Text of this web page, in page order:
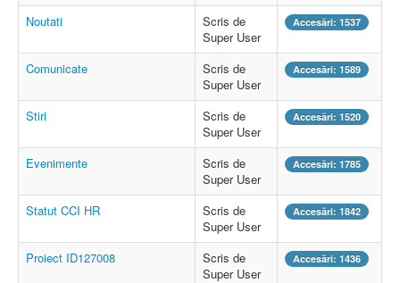
Noutati
Scris de
Super User
Accesări: 1537
Comunicate
Scris de
Super User
Accesări: 1589
Stiri
Scris de
Super User
Accesări: 1520
Evenimente
Scris de
Super User
Accesări: 1785
Statut CCI HR
Scris de
Super User
Accesări: 1842
Proiect ID127008
Scris de
Super User
Accesări: 1436